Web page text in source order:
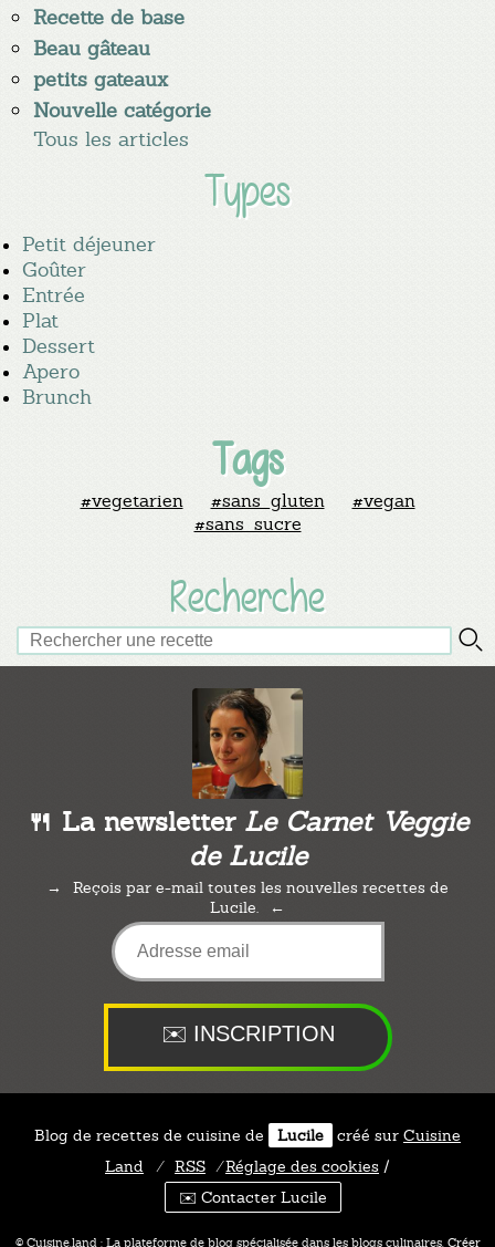
Recette de base
Beau gâteau
petits gateaux
Nouvelle catégorie
Tous les articles
Types
Petit déjeuner
Goûter
Entrée
Plat
Dessert
Apero
Brunch
Tags
#vegetarien #sans_gluten
#vegan
#sans_sucre
Recherche
🍴 La newsletter Le Carnet Veggie
de Lucile
Reçois par e-mail toutes les nouvelles recettes de
Lucile.
Blog de recettes de cuisine de Lucile créé sur Cuisine
Land
⁄ RSS ⁄Réglage des cookies /
✉️ Contacter Lucile
© Cuisine.land : La plateforme de blog spécialisée dans les blogs culinaires. Créer